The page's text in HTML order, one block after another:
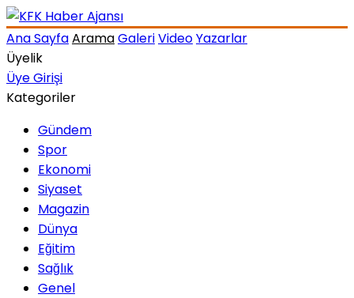
Ana SayfaAramaGaleriVideoYazarlar
Üyelik
Üye Girişi
Kategoriler
Gündem
Spor
Ekonomi
Siyaset
Magazin
Dünya
Eğitim
Sağlık
Genel